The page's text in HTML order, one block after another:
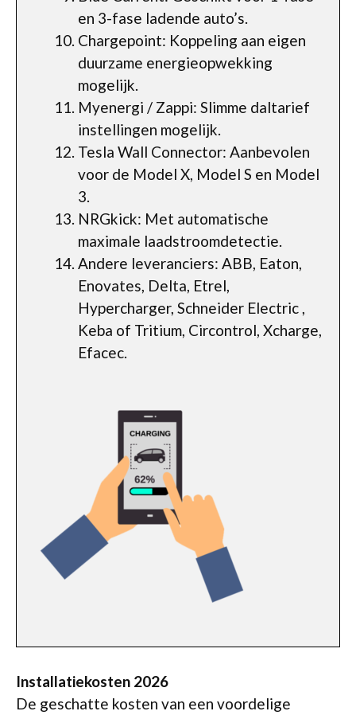
en 3-fase ladende auto’s.
Chargepoint: Koppeling aan eigen
duurzame energieopwekking
mogelijk.
Myenergi / Zappi: Slimme daltarief
instellingen mogelijk.
Tesla Wall Connector: Aanbevolen
voor de Model X, Model S en Model
3.
NRGkick: Met automatische
maximale laadstroomdetectie.
Andere leveranciers: ABB, Eaton,
Enovates, Delta, Etrel,
Hypercharger, Schneider Electric ,
Keba of Tritium, Circontrol, Xcharge,
Efacec.
Installatiekosten 2026
De geschatte kosten van een voordelige